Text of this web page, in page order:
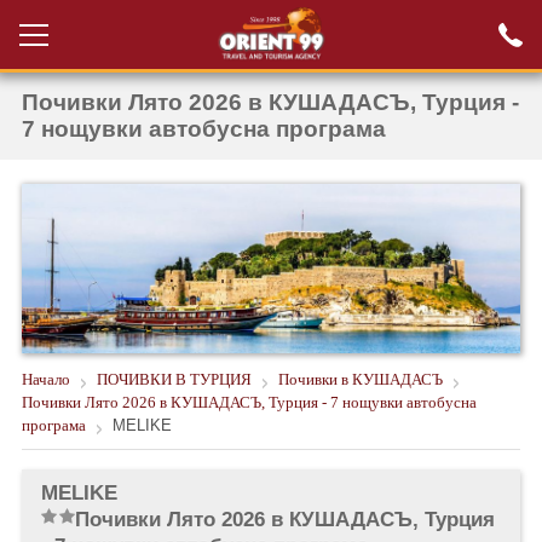
Вход за агенти
Проверка на
резервация
НОВА ГОДИНА ТУРЦИЯ
НОВА ГОДИНА
ПОЧИВКИ
КРУИЗИ
ЕКЗОТИКА
Почивки Лято 2026 в КУШАДАСЪ, Турция -
7 нощувки автобусна програма
Начало ПОЧИВКИ В ТУРЦИЯ
Почивки в КУШАДАСЪ
Почивки Лято 2026 в КУШАДАСЪ, Турция - 7 нощувки автобусна
програма
MELIKE
MELIKE
Почивки Лято 2026 в КУШАДАСЪ, Турция